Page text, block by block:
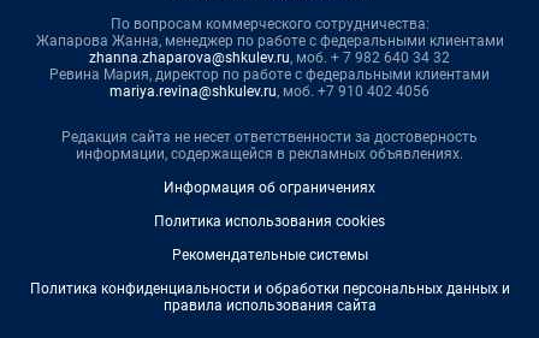
По вопросам коммерческого сотрудничества:
Жапарова Жанна, менеджер по работе с федеральными клиентами
zhanna.zhaparova@shkulev.ru, моб. + 7 982 640 34 32
Ревина Мария, директор по работе с федеральными клиентами
mariya.revina@shkulev.ru, моб. +7 910 402 4056
Редакция сайта не несет ответственности за достоверность
информации, содержащейся в рекламных объявлениях.
Информация об ограничениях
Политика использования cookies
Рекомендательные системы
Политика конфиденциальности и обработки персональных данных и
правила использования сайта